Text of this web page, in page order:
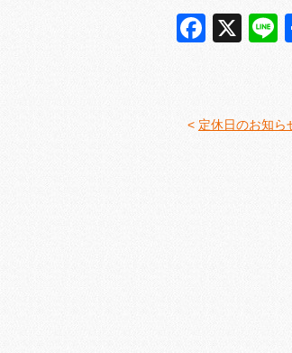
X
< 定休日のお知ら